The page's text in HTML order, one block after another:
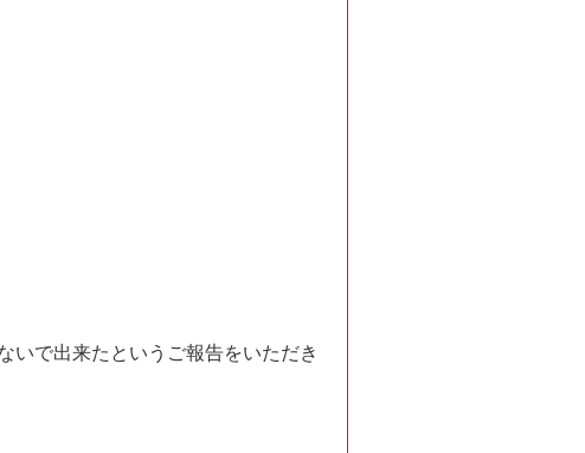
いで出来たというご報告をいただき